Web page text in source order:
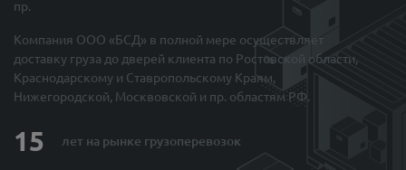
пр.
Компания ООО «БСД» в полной мере осуществляет
доставку груза до дверей клиента по Ростовской области,
Краснодарскому и Ставропольскому Краям,
Нижегородской, Москвовской и пр. областям РФ.
15 лет на рынке грузоперевозок